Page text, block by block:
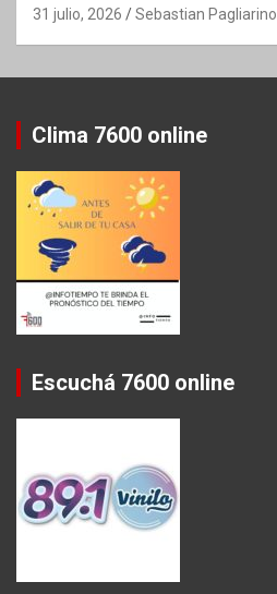
31 julio, 2026 Sebastian Pagliarino
Clima 7600 online
Escuchá 7600 online